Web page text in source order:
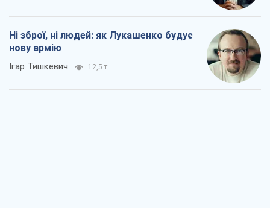
Ні зброї, ні людей: як Лукашенко будує
нову армію
Ігар Тишкевич 12,5 т.